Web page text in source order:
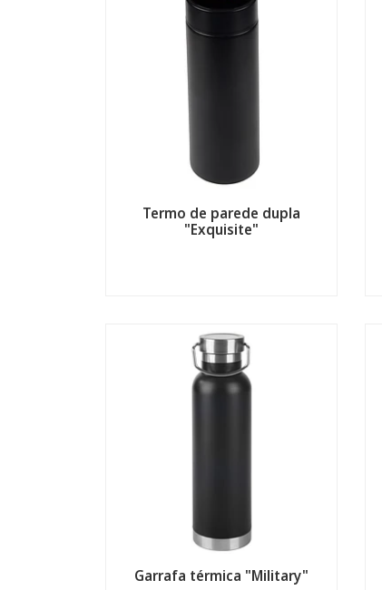
Termo de parede dupla
"Exquisite"
Garrafa térmica "Military"